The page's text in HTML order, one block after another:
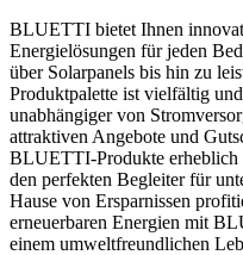
BLUETTI bietet Ihnen
Energielösungen für jeden
über Solarpanels bis hin zu
Produktpalette ist vielfältig
unabhängiger von
attraktiven Angebote und
BLUETTI-Produkte erheblich
den perfekten Begleiter für
Hause von Ersparnissen
erneuerbaren Energien mit
einem umweltfreundlichen